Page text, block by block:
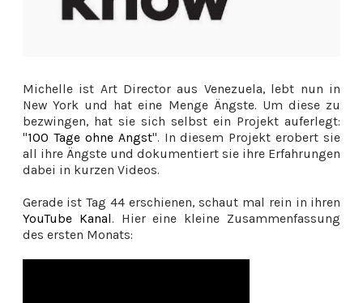
Michelle ist Art Director aus Venezuela, lebt nun in
New York und hat eine Menge Ängste. Um diese zu
bezwingen, hat sie sich selbst ein Projekt auferlegt:
"100 Tage ohne Angst". In diesem Projekt erobert sie
all ihre Ängste und dokumentiert sie ihre Erfahrungen
dabei in kurzen Videos.
Gerade ist Tag 44 erschienen, schaut mal rein in ihren
YouTube Kanal. Hier eine kleine Zusammenfassung
des ersten Monats: